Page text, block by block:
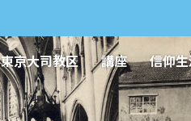
東京大司教区 講座 信仰